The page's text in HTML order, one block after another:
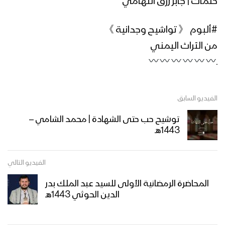
أهمية تعلم القرآن الكريم – القول السديد
1445هـ
ميادين الجهاد – حلقة رمضانية من جبهات
نشيد وليُّ المؤمنين – فرقة الشهيد القائد
1444هـ
#ألبوم 《 تواشيح وجدانية 》
من التراث اليمني
ـ
الفيديو السابق
توشيح حب حتى الشهادة | محمد الشامي –
1443هـ
الفيديو التالي
المحاضرة الرمضانية الأولى للسيد عبد الملك بدر
الدين الحوثي 1443هـ